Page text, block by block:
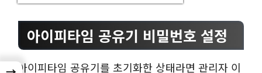
아이피타임 공유기 비밀번호 설정
아이피타임 공유기를 초기화한 상태라면 관리자 이